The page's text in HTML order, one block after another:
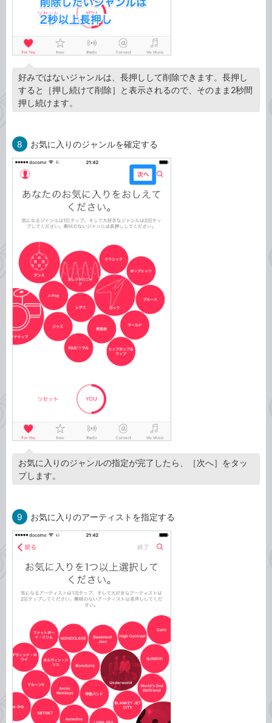
好みではないジャンルは、長押しして削除できます。長押し
すると［押し続けて削除］と表示されるので、そのまま2秒間
押し続けます。
8 お気に入りのジャンルを確定する
お気に入りのジャンルの指定が完了したら、［次へ］をタッ
プします。
9 お気に入りのアーティストを指定する